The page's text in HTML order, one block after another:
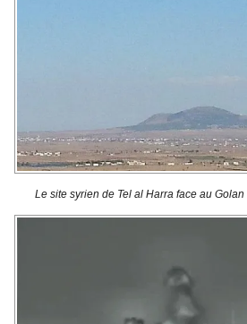
Le site syrien de Tel al Harra face au Golan